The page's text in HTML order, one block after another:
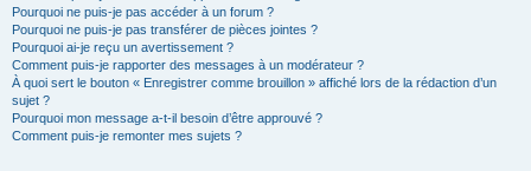
Pourquoi ne puis-je pas accéder à un forum ?
Pourquoi ne puis-je pas transférer de pièces jointes ?
Pourquoi ai-je reçu un avertissement ?
Comment puis-je rapporter des messages à un modérateur ?
À quoi sert le bouton « Enregistrer comme brouillon » affiché lors de la rédaction d’un
sujet ?
Pourquoi mon message a-t-il besoin d’être approuvé ?
Comment puis-je remonter mes sujets ?